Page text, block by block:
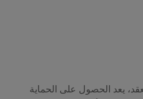
يعد الحصول على الحماية